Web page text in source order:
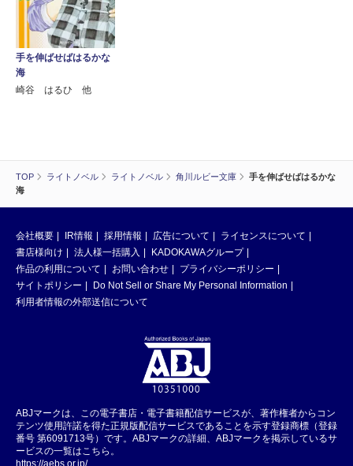
TOP ライトノベル ライトノベル 角川ルビー文庫
手を伸ばせばはるかな
海
手を伸ばせばはるかな
海
崎谷 はるひ 他
会社概要 IR情報 採用情報 広告について
ライセンスについて
書店様向け
法人様一括購入
KADOKAWAグループ
作品の利用について
お問い合わせ
プライバシーポリシー
サイトポリシー
Do Not Sell or Share My Personal Information
利用者情報の外部送信について
ABJマークは、この電子書店・電子書籍配信サービスが、著作権者からコン
テンツ使用許諾を得た正規版配信サービスであることを示す登録商標（登録
番号 第6091713号）です。ABJマークの詳細、ABJマークを掲示しているサ
ービスの一覧はこちら。